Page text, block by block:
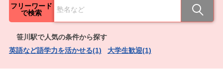
フリーワード
で検索
笹川駅で人気の条件から探す
英語など語学力を活かせる(1)
大学生歓迎(1)